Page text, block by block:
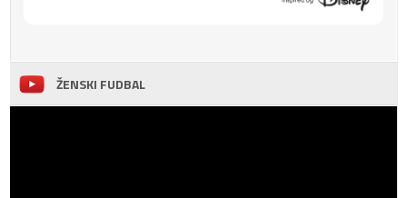
ŽENSKI FUDBAL